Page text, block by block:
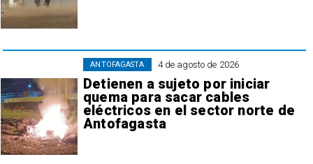
4 de agosto de 2026
Detienen a sujeto por iniciar
quema para sacar cables
eléctricos en el sector norte de
Antofagasta
ANTOFAGASTA